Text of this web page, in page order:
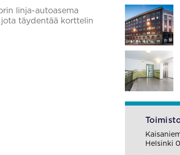
linja-autoasema
täydentää korttelin
Helsinki